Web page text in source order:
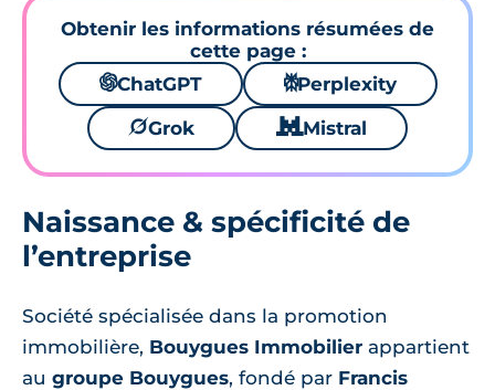
Obtenir les informations résumées de
cette page :
🌌ChatGPT ⚙Perplexity
🪐Grok 🐱 Mistral
Naissance & spécificité de
l’entreprise
Société spécialisée dans la promotion
immobilière, Bouygues Immobilier appartient
au groupe Bouygues, fondé par Francis